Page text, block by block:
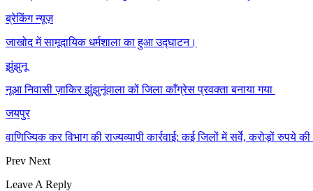
ब्रेकिंग न्यूज़
जाखोद में सामूदायिक धर्मशाला का हुआ उद्घाटन।
झुंझुनू
नूआ निवासी ज़ाकिर झुंझुनूंवाला कों जिला काँग्रेस प्रवक्ता बनाया गया
जयपुर
वाणिज्यिक कर विभाग की राज्यव्यापी कार्रवाई: कई जिलों में सर्वे, करोड़ों रुपये
Prev Next
Leave A Reply